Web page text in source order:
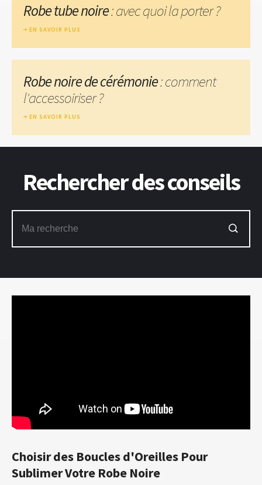
Choisir des Boucles d'Oreilles Pour
Sublimer Votre Robe Noire
Robe tube noire: avec quoi la porter ?
EN SAVOIR PLUS
Robe noire de cérémonie: comment
l'accessoiriser ?
EN SAVOIR PLUS
Rechercher des conseils